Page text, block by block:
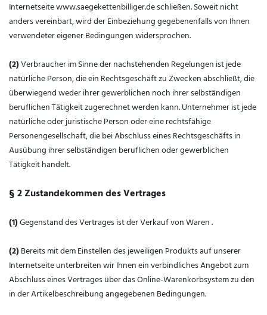
Internetseite www.saegekettenbilliger.de schließen. Soweit nicht
anders vereinbart, wird der Einbeziehung gegebenenfalls von Ihnen
verwendeter eigener Bedingungen widersprochen.
(2)Verbraucher im Sinne der nachstehenden Regelungen ist jede
natürliche Person, die ein Rechtsgeschäft zu Zwecken abschließt, die
überwiegend weder ihrer gewerblichen noch ihrer selbständigen
beruflichen Tätigkeit zugerechnet werden kann. Unternehmer ist jede
natürliche oder juristische Person oder eine rechtsfähige
Personengesellschaft, die bei Abschluss eines Rechtsgeschäfts in
Ausübung ihrer selbständigen beruflichen oder gewerblichen
Tätigkeit handelt.
§ 2 Zustandekommen des Vertrages
(1)Gegenstand des Vertrages ist der Verkauf von Waren.
(2)Bereits mit dem Einstellen des jeweiligen Produkts auf unserer
Internetseite unterbreiten wir Ihnen ein verbindliches Angebot zum
Abschluss eines Vertrages über das Online-Warenkorbsystem zu den
in der Artikelbeschreibung angegebenen Bedingungen.